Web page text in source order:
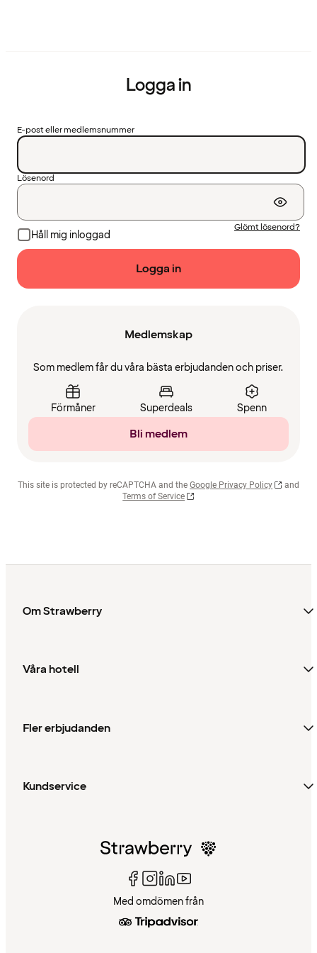
Logga in
E-post eller medlemsnummer
Lösenord
Håll mig inloggad
Glömt lösenord?
Logga in
Medlemskap
Som medlem får du våra bästa erbjudanden och priser.
Förmåner Superdeals Spenn
Bli medlem
This site is protected by reCAPTCHA and the Google Privacy Policy
and
Terms of Service
Om Strawberry
Våra hotell
Fler erbjudanden
Kundservice
Med omdömen från